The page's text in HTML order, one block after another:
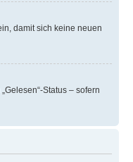
damit sich keine neuen
Status – sofern